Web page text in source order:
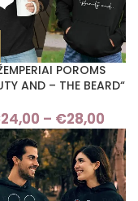
POROMS
AND – THE BEARD“
24,00 – €28,00